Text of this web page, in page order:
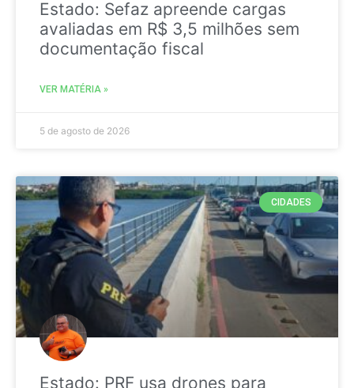
Estado: Sefaz apreende cargas
avaliadas em R$ 3,5 milhões sem
documentação fiscal
VER MATÉRIA »
5 de agosto de 2026
CIDADES
Estado: PRF usa drones para